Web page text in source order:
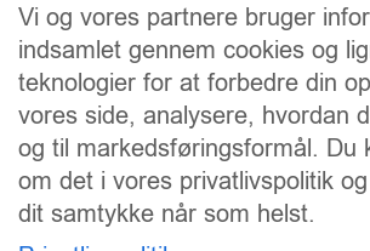
Vi og vores partnere bruger
indsamlet gennem cookies og
teknologier for at forbedre din
vores side, analysere, hvordan
og til markedsføringsformål.
om det i vores privatlivspolitik
dit samtykke når som helst.